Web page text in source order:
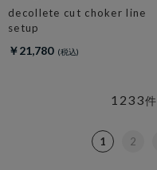
decollete cut choker line
setup
￥21,780
1233件
1 2